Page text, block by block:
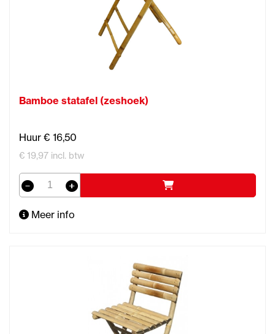
Bamboe statafel (zeshoek)
Huur € 16,50
€ 19,97 incl. btw
Meer info